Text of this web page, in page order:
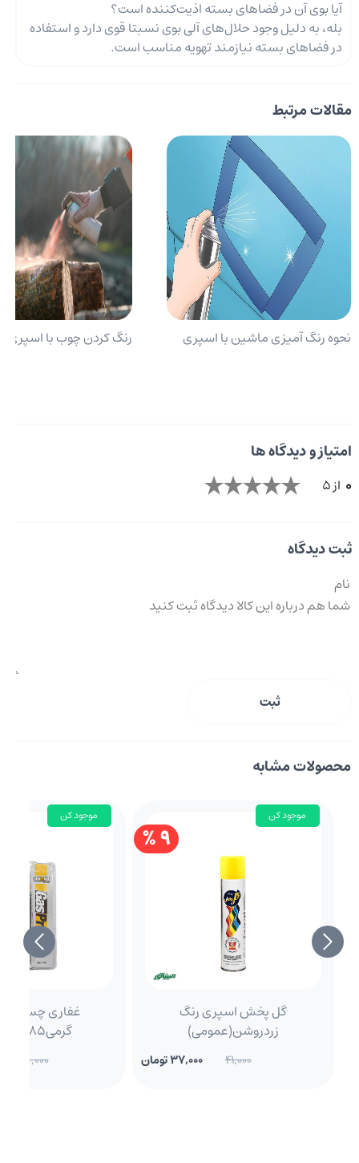
آیا بوی آن در فضاهای بسته اذیت‌کننده است؟
بله، به دلیل وجود حلال‌های آلی بوی نسبتا قوی دارد و استفاده
در فضاهای بسته نیازمند تهویه مناسب است.
مقالات مرتبط
نحوه رنگ آمیزی ماشین با اسپری رنگ کردن چوب با اسپری
امتیاز و دیدگاه ها
0 از 5
ثبت دیدگاه
ثبت
محصولات مشابه
9 %
موجود کن
گل پخش اسپری رنگ
زردروشن(عمومی)
41,000 37,000 تومان
موجود کن
گرمی85(واشرساز)
85,000